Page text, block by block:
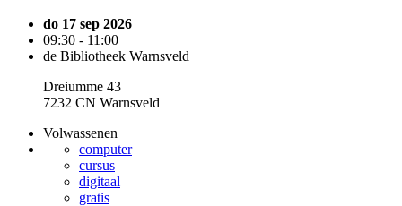
do 17 sep 2026
09:30 - 11:00
de Bibliotheek Warnsveld
Dreiumme 43
7232 CN Warnsveld
Volwassenen
computer
cursus
digitaal
gratis